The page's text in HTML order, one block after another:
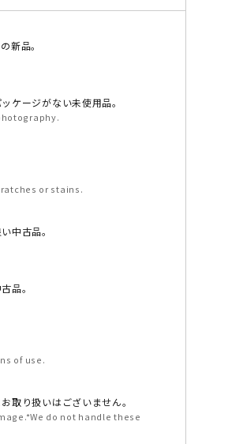
新品。
ケージがない未使用品。
or stains.
中古品。
品。
of use.
取り扱いはございません。
do not handle these